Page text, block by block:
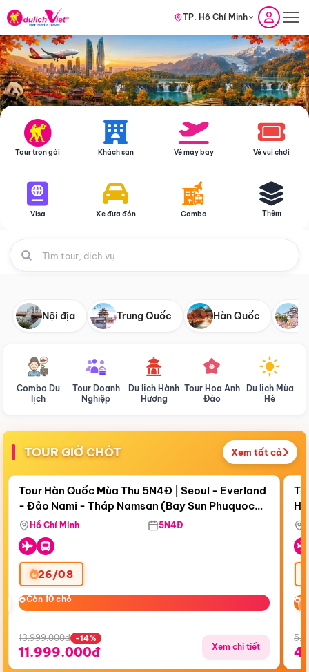
TP. Hồ Chí Minh
Tour trọn gói Khách sạn Vé máy bay Vé vui chơi
Visa Xe đưa đón Combo Thêm
Nội địa Trung Quốc Hàn Quốc
Combo Du
lịch
Tour Doanh
Nghiệp
Du lịch Hành
Hương
Tour Hoa Anh
Đào
Du lịch Mùa
Hè
TOUR GIỜ CHÓT Xem tất cả
Còn18 ngày 21:30:47
Điểm nổi bật
Tour Hàn Quốc Mùa Thu 5N4Đ | Seoul - Everland
- Đảo Nami - Tháp Namsan (Bay Sun Phuquoc
Airways)
Hồ Chí Minh 5N4Đ
26/08
Còn 10 chỗ
Còn 10 chỗ
13.999.000đ -14%
11.999.000đ Xem chi tiết